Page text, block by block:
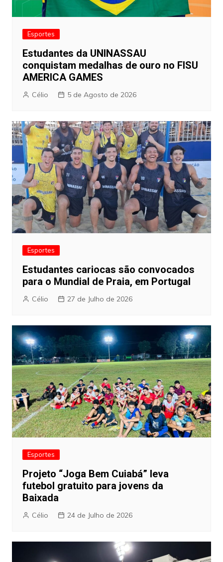
Esportes
Estudantes da UNINASSAU
conquistam medalhas de ouro no FISU
AMERICA GAMES
Célio 5 de Agosto de 2026
Esportes
Estudantes cariocas são convocados
para o Mundial de Praia, em Portugal
Célio 27 de Julho de 2026
Esportes
Projeto “Joga Bem Cuiabá” leva
futebol gratuito para jovens da
Baixada
Célio 24 de Julho de 2026